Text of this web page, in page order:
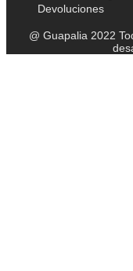
Devoluciones
@ Guapalia 2022